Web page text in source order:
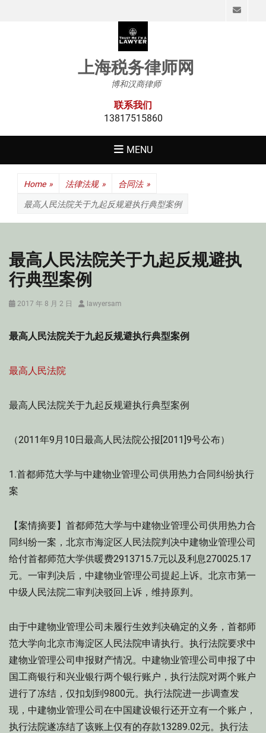
上海税务律师网
博和汉商律师
联系我们
13817515860
MENU
Home » 法律法规 » 合同法 »
最高人民法院关于九起反规避执行典型案例
最高人民法院关于九起反规避执
行典型案例
Posted
2017 年 8 月 2 日 Authorlawyersam
最高人民法院关于九起反规避执行典型案例
最高人民法院
最高人民法院关于九起反规避执行典型案例
（2011年9月10日最高人民法院公报[2011]9号公布）
1.首都师范大学与中建物业管理公司供用热力合同纠纷执行
案
【案情摘要】首都师范大学与中建物业管理公司供用热力合
同纠纷一案，北京市海淀区人民法院判决中建物业管理公司
给付首都师范大学供暖费2913715.7元以及利息270025.17
元。一审判决后，中建物业管理公司提起上诉。北京市第一
中级人民法院二审判决驳回上诉，维持原判。
由于中建物业管理公司未履行生效判决确定的义务，首都师
范大学向北京市海淀区人民法院申请执行。执行法院要求中
建物业管理公司申报财产情况。中建物业管理公司申报了中
国工商银行和兴业银行两个银行账户，执行法院对两个账户
进行了冻结，仅扣划到9800元。执行法院进一步调查发
现，中建物业管理公司在中国建设银行还开立有一个账户，
执行法院遂冻结了该账上仅有的存款13289.02元。执行法